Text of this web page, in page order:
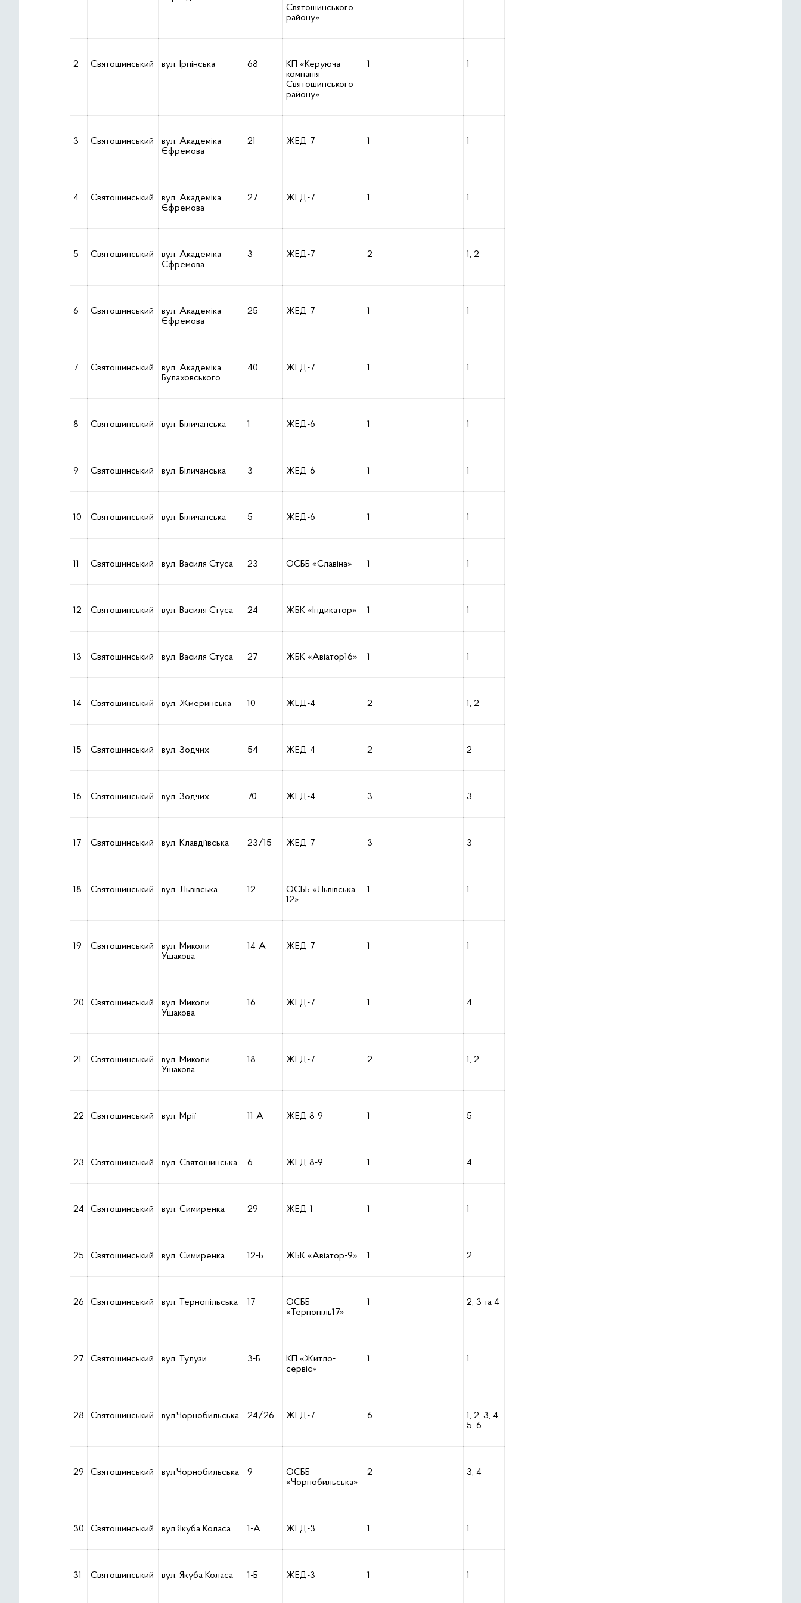
Святошинського
району»
2 Святошинський вул. Ірпінська 68
КП «Керуюча
компанія
Святошинського
району»
1 1
3 Святошинський
вул. Академіка
Єфремова
21 ЖЕД-7 1 1
4 Святошинський
вул. Академіка
Єфремова
27 ЖЕД-7 1 1
5 Святошинський
вул. Академіка
Єфремова
3 ЖЕД-7 2 1, 2
6 Святошинський
вул. Академіка
Єфремова
25 ЖЕД-7 1 1
7 Святошинський
вул. Академіка
Булаховського
40 ЖЕД-7 1 1
8 Святошинський вул. Біличанська 1 ЖЕД-6 1 1
9 Святошинський вул. Біличанська 3 ЖЕД-6 1 1
10 Святошинський вул. Біличанська 5 ЖЕД-6 1 1
11 Святошинський вул. Василя Стуса 23 ОСББ «Славіна» 1 1
12 Святошинський вул. Василя Стуса 24 ЖБК «Індикатор» 1 1
13 Святошинський вул. Василя Стуса 27 ЖБК «Авіатор16» 1 1
14 Святошинський вул. Жмеринська 10 ЖЕД-4 2 1, 2
15 Святошинський вул. Зодчих 54 ЖЕД-4 2 2
16 Святошинський вул. Зодчих 70 ЖЕД-4 3 3
17 Святошинський вул. Клавдіївська 23/15 ЖЕД-7 3 3
18 Святошинський вул. Львівська 12
ОСББ «Львівська
12»
1 1
19 Святошинський
вул. Миколи
Ушакова
14-А ЖЕД-7 1 1
20 Святошинський
вул. Миколи
Ушакова
16 ЖЕД-7 1 4
21 Святошинський
вул. Миколи
Ушакова
18 ЖЕД-7 2 1, 2
22 Святошинський вул. Мрії 11-А ЖЕД 8-9 1 5
23 Святошинський вул. Святошинська 6 ЖЕД 8-9 1 4
24 Святошинський вул. Симиренка 29 ЖЕД-1 1 1
25 Святошинський вул. Симиренка 12-Б ЖБК «Авіатор-9» 1 2
26 Святошинський вул. Тернопільська 17
ОСББ
«Тернопіль17»
1 2, 3 та 4
27 Святошинський вул. Тулузи 3-Б
КП «Житло-
сервіс»
1 1
28 Святошинський вул.Чорнобильська 24/26 ЖЕД-7 6
1, 2, 3, 4,
5, 6
29 Святошинський вул.Чорнобильська 9
ОСББ
«Чорнобильська»
2 3, 4
30 Святошинський вул.Якуба Коласа 1-А ЖЕД-3 1 1
31 Святошинський вул. Якуба Коласа 1-Б ЖЕД-3 1 1